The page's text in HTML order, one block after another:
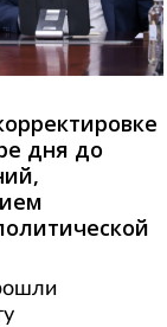
дня до